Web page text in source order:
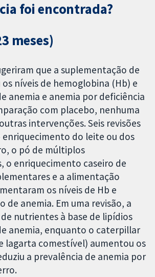
foi encontrada?
meses)
que a suplementação de
níveis de hemoglobina (Hb) e
anemia e anemia por deficiência
com placebo, nenhuma
intervenções. Seis revisões
enriquecimento do leite ou dos
o pó de múltiplos
o enriquecimento caseiro de
e a alimentação
os níveis de Hb e
de anemia. Em uma revisão, a
nutrientes à base de lipídios
anemia, enquanto o caterpillar
lagarta comestível) aumentou os
a prevalência de anemia por